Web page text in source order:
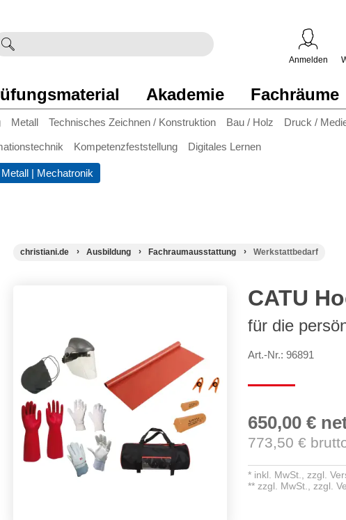
eingeben
Metall Technisches Zeichnen / Konstruktion Bau / Holz Druck /
Kompetenzfeststellung Digitales Lernen
Akademie Fachräume
Metall | Mechatronik
Anmelden
christiani.de Ausbildung Fachraumausstattung Werkstattbedarf
CATU
für die
Art.-Nr.: 96891
650,00 €
773,50 €
* inkl. MwSt.,zzgl.
**zzgl. MwSt.,zzgl.